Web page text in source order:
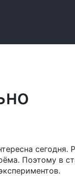
сегодня.
Поэтому в